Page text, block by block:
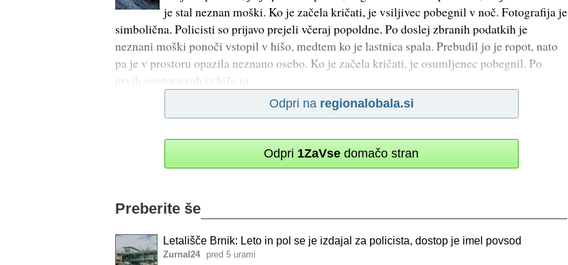
je stal neznan moški. Ko je začela kričati, je vsiljivec pobegnil v noč. Fotografija je
simbolična. Policisti so prijavo prejeli včeraj popoldne. Po doslej zbranih podatkih je
neznani moški ponoči vstopil v hišo, medtem ko je lastnica spala. Prebudil jo je ropot, nato
pa je v prostoru opazila neznano osebo. Ko je začela kričati, je osumljenec pobegnil. Po
prvih ugotovitvah iz hiše ni
Odpri na regionalobala.si
Odpri 1ZaVse domačo stran
Preberite še
Letališče Brnik: Leto in pol se je izdajal za policista, dostop je imel povsod
Zurnal24 pred 5 urami